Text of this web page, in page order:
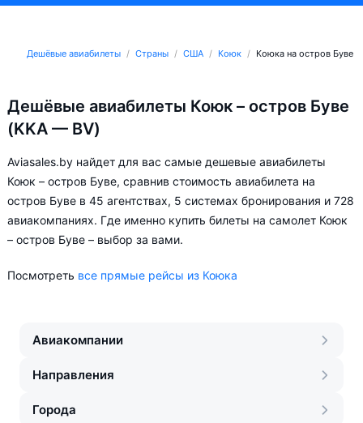
Дешёвые авиабилеты Страны США Коюк Коюка на остров Буве
Дешёвые авиабилеты Коюк – остров Буве
(KKA — BV)
Aviasales.by найдет для вас самые дешевые авиабилеты
Коюк – остров Буве, сравнив стоимость авиабилета на
остров Буве в 45 агентствах, 5 системах бронирования и 728
авиакомпаниях. Где именно купить билеты на самолет Коюк
– остров Буве – выбор за вами.
Посмотреть все прямые рейсы из Коюка
Авиакомпании
Направления
Города